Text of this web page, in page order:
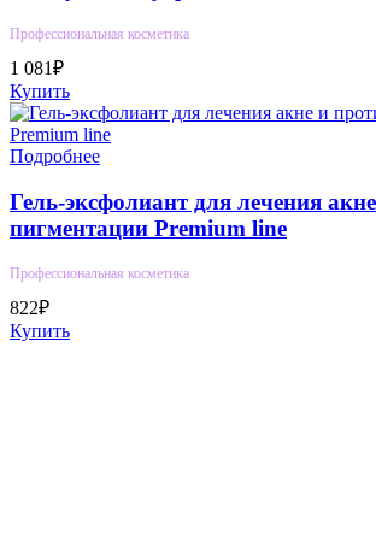
Профессиональная косметика
1 081₽
Купить
Подробнее
Гель-эксфолиант для лечения
пигментации Premium line
Профессиональная косметика
822₽
Купить